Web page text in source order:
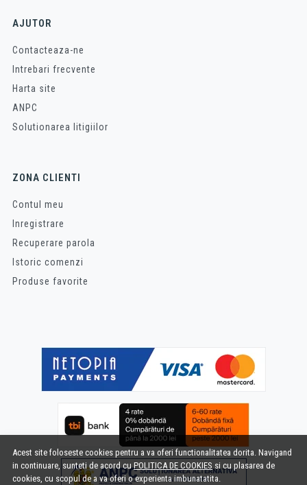
Acest site foloseste cookies pentru a va oferi functionalitatea dorita. Navigand
in continuare, sunteti de acord cuPOLITICA DE COOKIES si cu plasarea de
cookies, cu scopul de a va oferi o experienta imbunatatita.
AJUTOR
Contacteaza-ne
Intrebari frecvente
Harta site
ANPC
Solutionarea litigiilor
ZONA CLIENTI
Contul meu
Inregistrare
Recuperare parola
Istoric comenzi
Produse favorite